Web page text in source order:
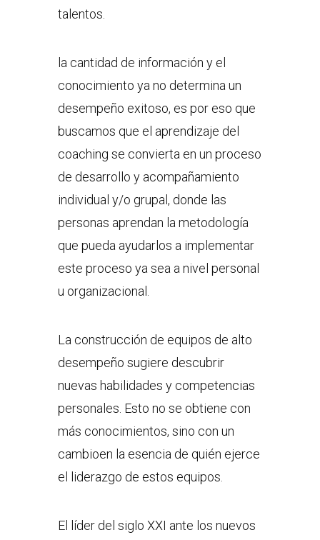
talentos.
la cantidad de información y el
conocimiento ya no determina un
desempeño exitoso, es por eso que
buscamos que el aprendizaje del
coaching se convierta en un proceso
de desarrollo y acompañamiento
individual y/o grupal, donde las
personas aprendan la metodología
que pueda ayudarlos a implementar
este proceso ya sea a nivel personal
u organizacional.
La construcción de equipos de alto
desempeño sugiere descubrir
nuevas habilidades y competencias
personales. Esto no se obtiene con
más conocimientos, sino con un
cambioen la esencia de quién ejerce
el liderazgo de estos equipos.
El líder del siglo XXI ante los nuevos